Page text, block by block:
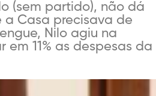
(sem partido), não dá
a Casa precisava de
Nilo agiu na
11% as despesas da